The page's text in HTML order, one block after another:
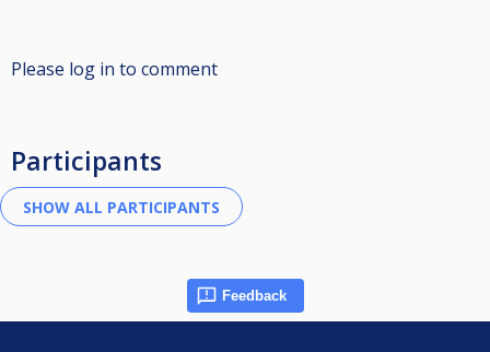
Please log in to comment
Participants
Feedback